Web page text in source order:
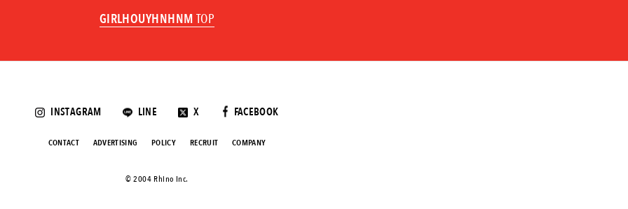
GIRLHOUYHNHNM TOP
INSTAGRAM LINE X FACEBOOK
CONTACT ADVERTISING POLICY RECRUIT COMPANY
©️ 2004 Rhino Inc.